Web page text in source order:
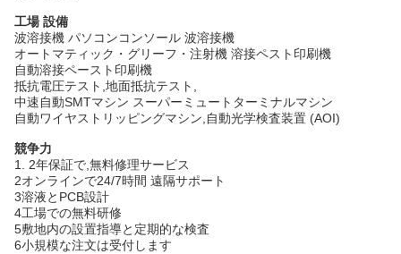
工場 設備
波溶接機 パソコンコンソール 波溶接機
オートマティック・グリーフ・注射機 溶接ペスト印刷機
自動溶接ペースト印刷機
抵抗電圧テスト,地面抵抗テスト,
中速自動SMTマシン スーパーミュートターミナルマシン
自動ワイヤストリッピングマシン,自動光学検査装置 (AOI)
競争力
1. 2年保証で,無料修理サービス
2オンラインで24/7時間 遠隔サポート
3溶液とPCB設計
4工場での無料研修
5敷地内の設置指導と定期的な検査
6小規模な注文は受付します